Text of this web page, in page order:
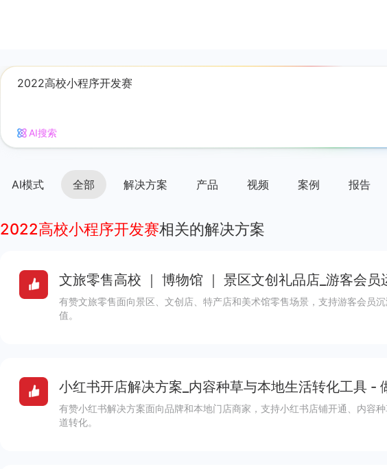
AI搜索
AI模式 全部 解决方案 产品 视频 案例 报告
2022高校小程序开发赛相关的解决方案
文旅零售高校 ｜ 博物馆 ｜ 景区文创礼品店_游客会
有赞文旅零售面向景区、文创店、特产店和美术馆零售场景，支持游客会员
值。
小红书开店解决方案_内容种草与本地生活转化工具 -
有赞小红书解决方案面向品牌和本地门店商家，支持小红书店铺开通、内容
道转化。